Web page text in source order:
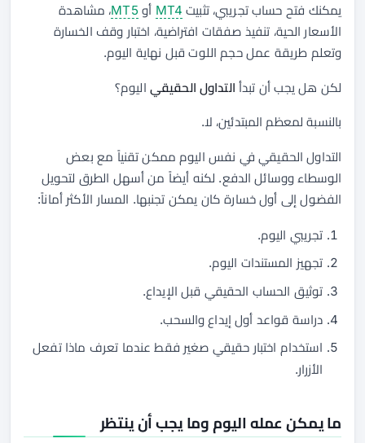
يمكنك فتح حساب تجريبي، تثبيت MT4 أو MT5، مشاهدة
الأسعار الحية، تنفيذ صفقات افتراضية، اختبار وقف الخسارة
وتعلم طريقة عمل حجم اللوت قبل نهاية اليوم.
لكن هل يجب أن تبدأ التداول الحقيقياليوم؟
بالنسبة لمعظم المبتدئين، لا.
التداول الحقيقي في نفس اليوم ممكن تقنياً مع بعض
الوسطاء ووسائل الدفع. لكنه أيضاً من أسهل الطرق لتحويل
الفضول إلى أول خسارة كان يمكن تجنبها. المسار الأكثر أماناً:
تجريبي اليوم.
تجهيز المستندات اليوم.
توثيق الحساب الحقيقي قبل الإيداع.
دراسة قواعد أول إيداع والسحب.
استخدام اختبار حقيقي صغير فقط عندما تعرف ماذا تفعل
الأزرار.
ما يمكن عمله اليوم وما يجب أن ينتظر